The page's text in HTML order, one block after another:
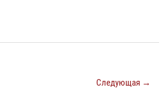
Следующая →